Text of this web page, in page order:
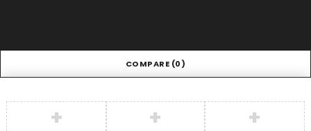
COMPARE (0)